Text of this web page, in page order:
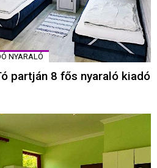
NYARALÓ
partján 8 fős nyaraló kiadó